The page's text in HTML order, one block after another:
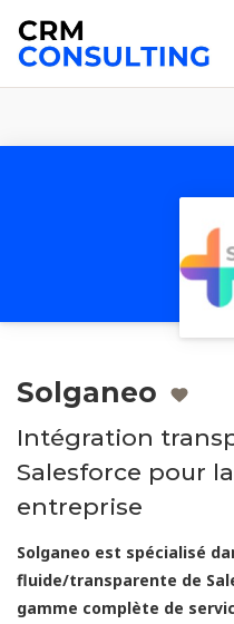
Solganeo
Intégration
Salesforce pour
entreprise
Solganeo est spécialisé
fluide/transparente de
gamme complète de